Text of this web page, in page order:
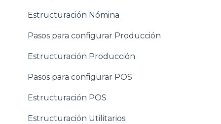
Estructuración Nómina
Pasos para configurar Producción
Estructuración Producción
Pasos para configurar POS
Estructuración POS
Estructuración Utilitarios